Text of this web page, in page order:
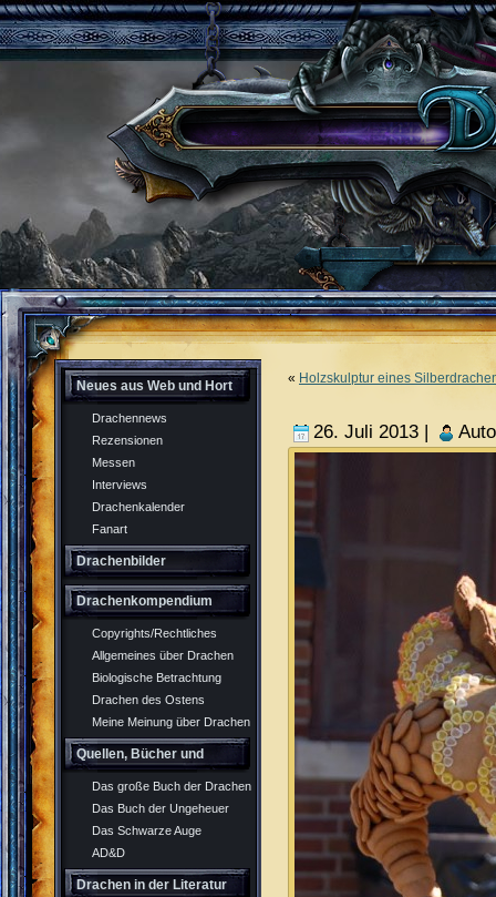
Neues aus Web und Hort
Drachennews
Rezensionen
Messen
Interviews
Drachenkalender
Fanart
Drachenbilder
Drachenkompendium
Copyrights/Rechtliches
Allgemeines über Drachen
Biologische Betrachtung
Drachen des Ostens
Meine Meinung über Drachen
Quellen, Bücher und
Rollenspiel
Das große Buch der Drachen
Das Buch der Ungeheuer
Das Schwarze Auge
AD&D
Drachen in der Literatur
« Holzskulptur eines
26. Juli 2013 |